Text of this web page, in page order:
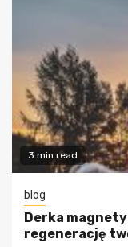
3 min read
blog
Derka
regenerację